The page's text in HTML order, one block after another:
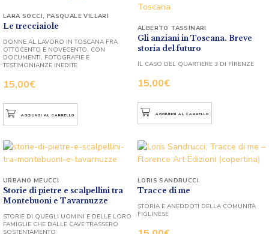
Le trecciaiole
15,00€
LARA SOCCI, PASQUALE VILLARI
DONNE AL LAVORO IN TOSCANA FRA
OTTOCENTO E NOVECENTO. CON
DOCUMENTI, FOTOGRAFIE E
TESTIMONIANZE INEDITE
AGGIUNGI AL CARRELLO
Gli anziani in Toscana. Breve
storia del futuro
15,00€
ALBERTO TASSINARI
IL CASO DEL QUARTIERE 3 DI FIRENZE
AGGIUNGI AL CARRELLO
Storie di pietre e scalpellini tra
Montebuoni e Tavarnuzze
URBANO MEUCCI
STORIE DI QUEGLI UOMINI E DELLE LORO
FAMIGLIE CHE DALLE CAVE TRASSERO
SOSTENTAMENTO
Tracce di me
LORIS SANDRUCCI
STORIA E ANEDDOTI DELLA COMUNITÀ
FIGLINESE